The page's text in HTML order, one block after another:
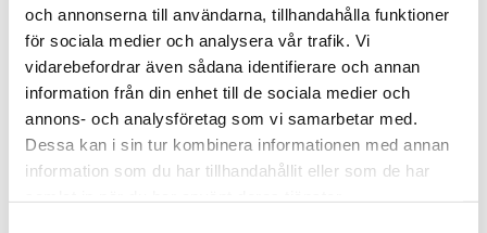
och annonserna till användarna, tillhandahålla funktioner
för sociala medier och analysera vår trafik. Vi
vidarebefordrar även sådana identifierare och annan
information från din enhet till de sociala medier och
annons- och analysföretag som vi samarbetar med.
Dessa kan i sin tur kombinera informationen med annan
information som du har tillhandahållit eller som de har
24 900,00 kr
Priset Inkluderar moms, gravsten, sockel,
monteringsansökan, montering samt gravering med